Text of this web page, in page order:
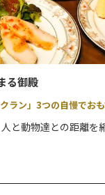
る御殿
クラン」3つの自慢でお
と動物達との距離を